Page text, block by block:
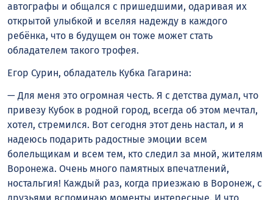
автографы и общался с пришедшими, одаривая их
открытой улыбкой и вселяя надежду в каждого
ребёнка, что в будущем он тоже может стать
обладателем такого трофея.
Егор Сурин, обладатель Кубка Гагарина:
— Для меня это огромная честь. Я с детства думал, что
привезу Кубок в родной город, всегда об этом мечтал,
хотел, стремился. Вот сегодня этот день настал, и я
надеюсь подарить радостные эмоции всем
болельщикам и всем тем, кто следил за мной, жителям
Воронежа. Очень много памятных впечатлений,
ностальгия! Каждый раз, когда приезжаю в Воронеж, с